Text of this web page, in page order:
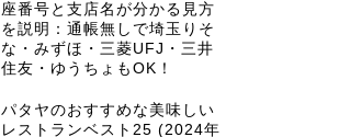
座番号と支店名が分かる見方
を説明：通帳無しで埼玉りそ
な・みずほ・三菱UFJ・三井
住友・ゆうちょもOK！
パタヤのおすすめな美味しい
レストランベスト25 (2024年